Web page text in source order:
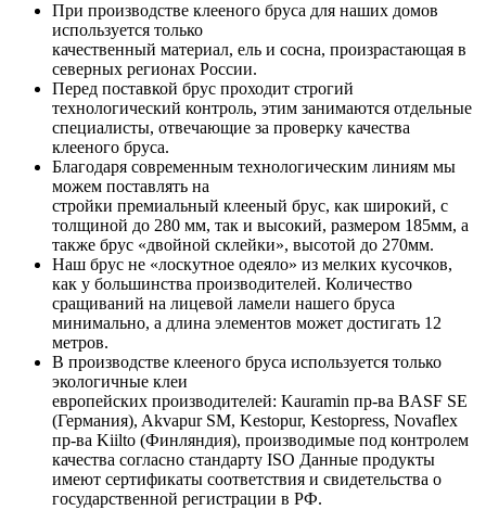
При производстве клееного бруса для наших домов
используется только
качественный материал, ель и сосна, произрастающая в
северных регионах России.
Перед поставкой брус проходит строгий
технологический контроль, этим занимаются отдельные
специалисты, отвечающие за проверку качества
клееного бруса.
Благодаря современным технологическим линиям мы
можем поставлять на
стройки премиальный клееный брус, как широкий, с
толщиной до 280 мм, так и высокий, размером 185мм, а
также брус «двойной склейки», высотой до 270мм.
Наш брус не «лоскутное одеяло» из мелких кусочков,
как у большинства производителей. Количество
сращиваний на лицевой ламели нашего бруса
минимально, а длина элементов может достигать 12
метров.
В производстве клееного бруса используется только
экологичные клеи
европейских производителей: Kauramin пр-ва BASF SE
(Германия), Akvapur SM, Kestopur, Kestopress, Novaflex
пр-ва Kiilto (Финляндия), производимые под контролем
качества согласно стандарту ISO Данные продукты
имеют сертификаты соответствия и свидетельства о
государственной регистрации в РФ.